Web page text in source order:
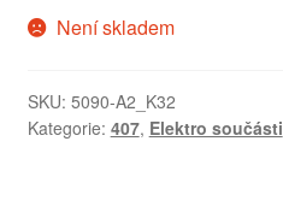
Není skladem
SKU: 5090-A2_K32
Kategorie: 407, Elektro součásti